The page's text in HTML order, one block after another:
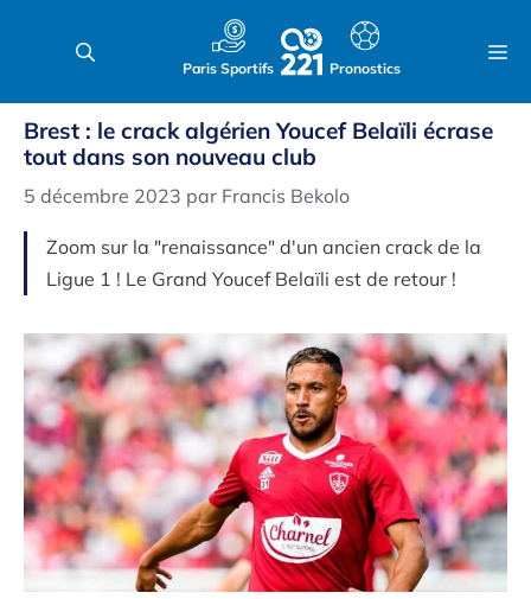
Paris Sportifs Pronostics
Brest : le crack algérien Youcef Belaïli écrase
tout dans son nouveau club
5 décembre 2023 par Francis Bekolo
Zoom sur la "renaissance" d'un ancien crack de la
Ligue 1 ! Le Grand Youcef Belaïli est de retour !